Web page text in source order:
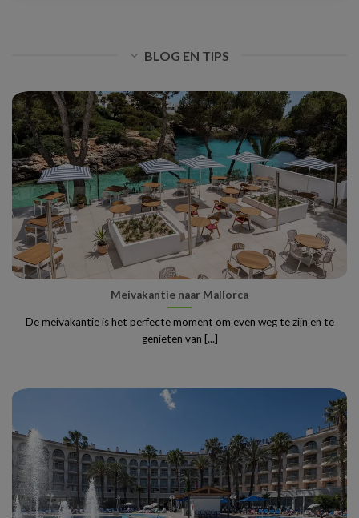
BLOG EN TIPS
Meivakantie naar Mallorca
De meivakantie is het perfecte moment om even weg te zijn en te
genieten van [...]